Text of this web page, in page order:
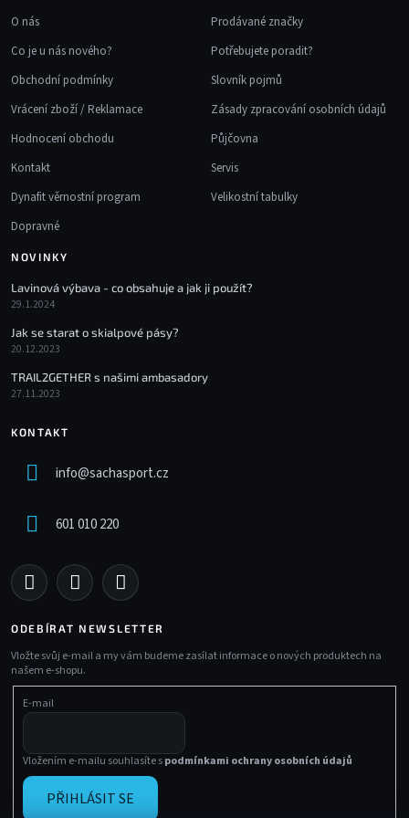
O nás
Co je u nás nového?
Obchodní podmínky
Vrácení zboží / Reklamace
Hodnocení obchodu
Kontakt
Dynafit věrnostní program
Dopravné
Prodávané značky
Potřebujete poradit?
Slovník pojmů
Zásady zpracování osobních údajů
Půjčovna
Servis
Velikostní tabulky
NOVINKY
Lavinová výbava - co obsahuje a jak ji použít?
29.1.2024
Jak se starat o skialpové pásy?
20.12.2023
TRAIL2GETHER s našimi ambasadory
27.11.2023
KONTAKT
info@sachasport.cz
601 010 220
ODEBÍRAT NEWSLETTER
Vložte svůj e-mail a my vám budeme zasílat informace o nových produktech na
našem e-shopu.
E-mail
Vložením e-mailu souhlasíte spodmínkami ochrany osobních údajů
PŘIHLÁSIT SE